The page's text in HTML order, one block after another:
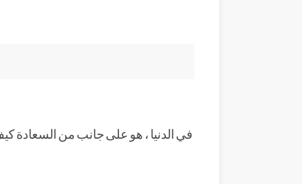
في الدنيا ، هو على جانب من السعادة